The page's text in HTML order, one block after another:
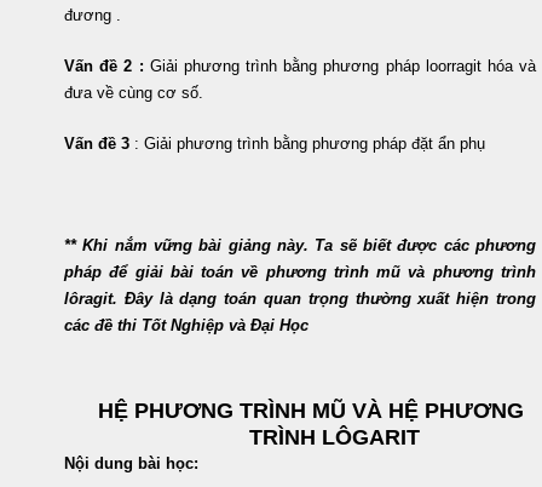
đương .
Vấn đề 2 : Giải phương trình bằng phương pháp loorragit hóa và
đưa về cùng cơ số.
Vấn đề 3 : Giải phương trình bằng phương pháp đặt ẩn phụ
** Khi nắm vững bài giảng này. Ta sẽ biết được các phương
pháp để giải bài toán về phương trình mũ và phương trình
lôragit. Đây là dạng toán quan trọng thường xuất hiện trong
các đề thi Tốt Nghiệp và Đại Học
HỆ PHƯƠNG TRÌNH MŨ VÀ HỆ PHƯƠNG
TRÌNH LÔGARIT
Nội dung bài học: